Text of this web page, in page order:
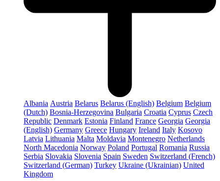
Albania Austria Belarus Belarus (English) Belgium Belgium
(Dutch) Bosnia-Herzegovina Bulgaria Croatia Cyprus Czech
Republic Denmark Estonia Finland France Georgia Georgia
(English) Germany Greece Hungary Ireland Italy Kosovo
Latvia Lithuania Malta Moldavia Montenegro Netherlands
North Macedonia Norway Poland Portugal Romania Russia
Serbia Slovakia Slovenia Spain Sweden Switzerland (French)
Switzerland (German) Turkey Ukraine (Ukrainian) United
Kingdom